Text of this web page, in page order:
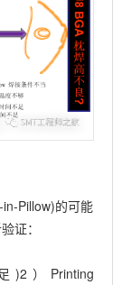
Pillow)的可能
证：
)2）Printing